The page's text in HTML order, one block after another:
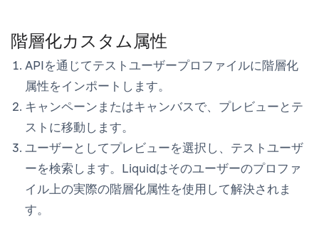
階層化カスタム属性
APIを通じてテストユーザープロファイルに階層化
属性をインポートします。
キャンペーンまたはキャンバスで、 プレビューとテ
スト に移動します。
ユーザーとしてプレビューを選択し、テストユーザ
ーを検索します。Liquidはそのユーザーのプロファ
イル上の実際の階層化属性を使用して解決されま
す。